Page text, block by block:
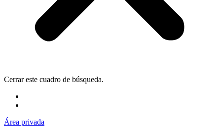
Cerrar este cuadro de búsqueda.
Área privada